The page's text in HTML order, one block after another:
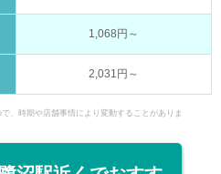
1,068円～
2,031円～
、時期や店舗事情により変動することがありま